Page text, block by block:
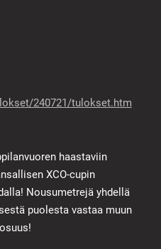
240721/tulokset.htm
haastaviin
XCO-cupin
Nousumetrejä yhdellä
puolesta vastaa muun